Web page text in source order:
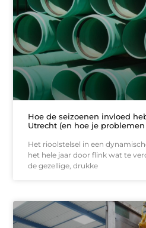
Hoe de seizoenen invloed
Utrecht (en hoe je
Het rioolstelsel in een
het hele jaar door flink wat te
de gezellige, drukke